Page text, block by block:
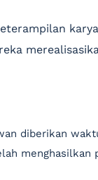
diberikan
menghasilkan